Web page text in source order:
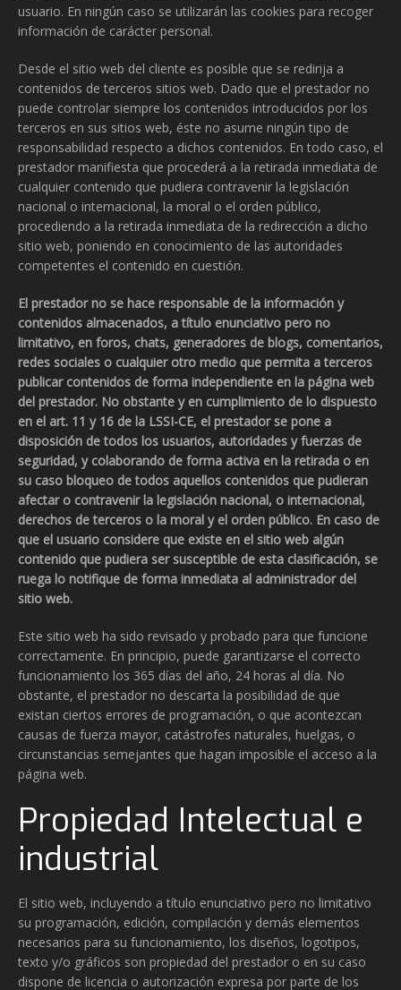
usuario. En ningún caso se utilizarán las cookies para recoger
información de carácter personal.
Desde el sitio web del cliente es posible que se redirija a
contenidos de terceros sitios web. Dado que el prestador no
puede controlar siempre los contenidos introducidos por los
terceros en sus sitios web, éste no asume ningún tipo de
responsabilidad respecto a dichos contenidos. En todo caso, el
prestador manifiesta que procederá a la retirada inmediata de
cualquier contenido que pudiera contravenir la legislación
nacional o internacional, la moral o el orden público,
procediendo a la retirada inmediata de la redirección a dicho
sitio web, poniendo en conocimiento de las autoridades
competentes el contenido en cuestión.
El prestador no se hace responsable de la información y
contenidos almacenados, a título enunciativo pero no
limitativo, en foros, chats, generadores de blogs, comentarios,
redes sociales o cualquier otro medio que permita a terceros
publicar contenidos de forma independiente en la página web
del prestador. No obstante y en cumplimiento de lo dispuesto
en el art. 11 y 16 de la LSSI-CE, el prestador se pone a
disposición de todos los usuarios, autoridades y fuerzas de
seguridad, y colaborando de forma activa en la retirada o en
su caso bloqueo de todos aquellos contenidos que pudieran
afectar o contravenir la legislación nacional, o internacional,
derechos de terceros o la moral y el orden público. En caso de
que el usuario considere que existe en el sitio web algún
contenido que pudiera ser susceptible de esta clasificación, se
ruega lo notifique de forma inmediata al administrador del
sitio web.
Este sitio web ha sido revisado y probado para que funcione
correctamente. En principio, puede garantizarse el correcto
funcionamiento los 365 días del año, 24 horas al día. No
obstante, el prestador no descarta la posibilidad de que
existan ciertos errores de programación, o que acontezcan
causas de fuerza mayor, catástrofes naturales, huelgas, o
circunstancias semejantes que hagan imposible el acceso a la
página web.
Propiedad Intelectual e
industrial
El sitio web, incluyendo a título enunciativo pero no limitativo
su programación, edición, compilación y demás elementos
necesarios para su funcionamiento, los diseños, logotipos,
texto y/o gráficos son propiedad del prestador o en su caso
dispone de licencia o autorización expresa por parte de los